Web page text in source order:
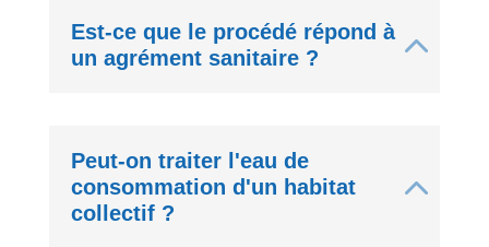
Est-ce que le procédé répond à
un agrément sanitaire ?
Peut-on traiter l'eau de
consommation d'un habitat
collectif ?